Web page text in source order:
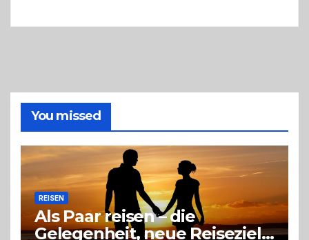
richtige
Entscheidung
You missed
REISEN
Als Paar reisen – die
Gelegenheit, neue Reiseziele